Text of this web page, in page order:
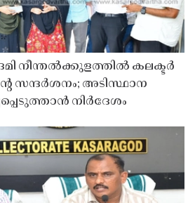
നീന്തൽക്കുളത്തിൽ കലക്ടർ
സന്ദർശനം; അടിസ്ഥാന
നിർദേശം